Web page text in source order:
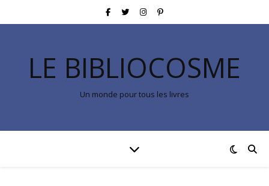
LE BIBLIOCOSME
Un monde pour tous les livres